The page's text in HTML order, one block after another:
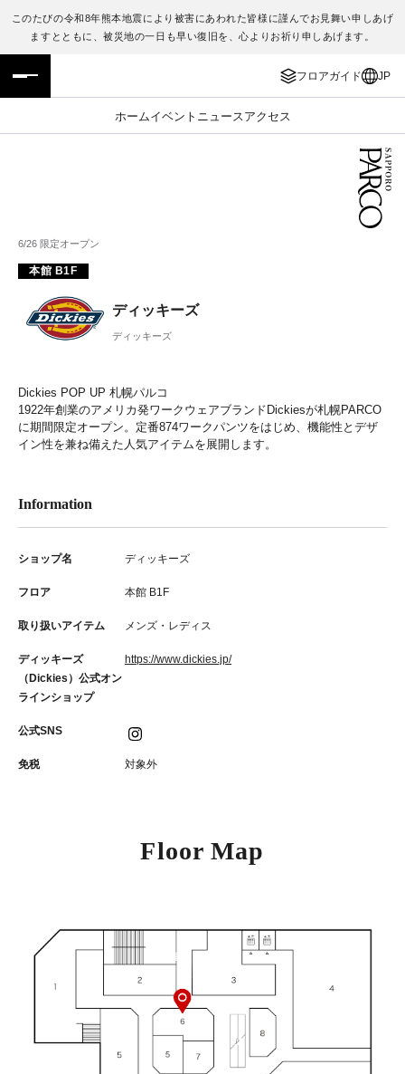
このたびの令和8年熊本地震により被害にあわれた皆様に謹んでお見舞い申しあげ
ますとともに、被災地の一日も早い復旧を、心よりお祈り申しあげます。
フロアガイド JP
ホームイベント ニュース アクセス
フロアガイド
施設案内・アクセス
TAX FREE
PARCOメンバーズ
ENGLISH
繁体字
日本語
6/26 限定オープン
本館 B1F
ディッキーズ
ディッキーズ
Dickies POP UP 札幌パルコ
1922年創業のアメリカ発ワークウェアブランドDickiesが札幌PARCO
に期間限定オープン。定番874ワークパンツをはじめ、機能性とデザ
イン性を兼ね備えた人気アイテムを展開します。
Information
ショップ名 ディッキーズ
フロア 本館 B1F
取り扱いアイテム メンズ・レディス
ディッキーズ
（Dickies）公式オン
ラインショップ
https://www.dickies.jp/
公式SNS
免税 対象外
Floor Map